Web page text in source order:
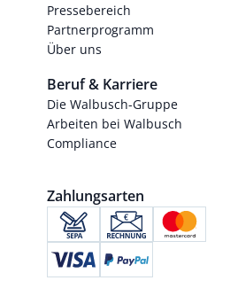
Pressebereich
Partnerprogramm
Über uns
Beruf & Karriere
Die Walbusch-Gruppe
Arbeiten bei Walbusch
Compliance
Zahlungsarten